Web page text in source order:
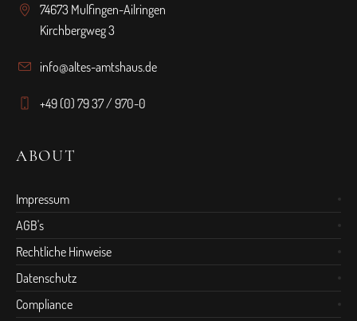
74673 Mulfingen-Ailringen
Kirchbergweg 3
info@altes-amtshaus.de
+49 (0) 79 37 / 970-0
ABOUT
Impressum
AGB's
Rechtliche Hinweise
Datenschutz
Compliance